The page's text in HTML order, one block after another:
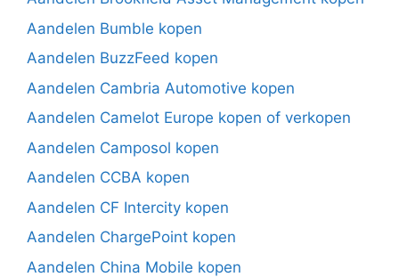
Aandelen Bumble kopen
Aandelen BuzzFeed kopen
Aandelen Cambria Automotive kopen
Aandelen Camelot Europe kopen of verkopen
Aandelen Camposol kopen
Aandelen CCBA kopen
Aandelen CF Intercity kopen
Aandelen ChargePoint kopen
Aandelen China Mobile kopen